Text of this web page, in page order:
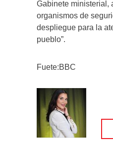
Gabinete ministerial,
organismos de
despliegue para la
pueblo”.
Fuete:BBC